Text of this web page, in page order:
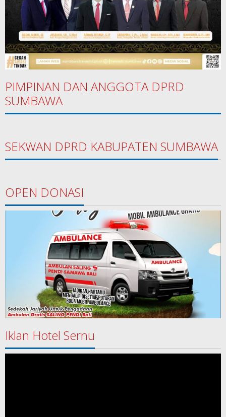
PIMPINAN DAN ANGGOTA DPRD
SUMBAWA
SEKWAN DPRD KABUPATEN SUMBAWA
OPEN DONASI
Iklan Hotel Sernu